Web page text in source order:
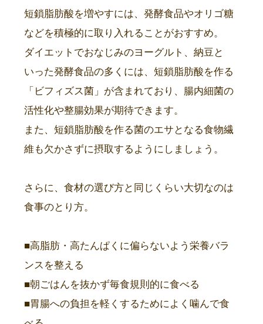
短鎖脂肪酸を増やすには、発酵食品やオリゴ糖
などを積極的に取り入れることがおすすめ。
ダイエットでおなじみのヨーグルト、納豆と
いった発酵食品の多くには、短鎖脂肪酸を作る
「ビフィズス菌」が含まれており、腸内細菌の
活性化や整腸効果が期待できます。
また、短鎖脂肪酸を作る菌のエサとなる食物繊
維も欠かさずに摂取するようにしましょう。
さらに、食材の選び方と同じくらい大切なのは
食事のとり方。
■高脂肪・高たんぱくに偏らないよう栄養バラ
ンスを整える
■朝ごはんを抜かず毎食規則的に食べる
■胃腸への負担を軽くするためによく噛んで食